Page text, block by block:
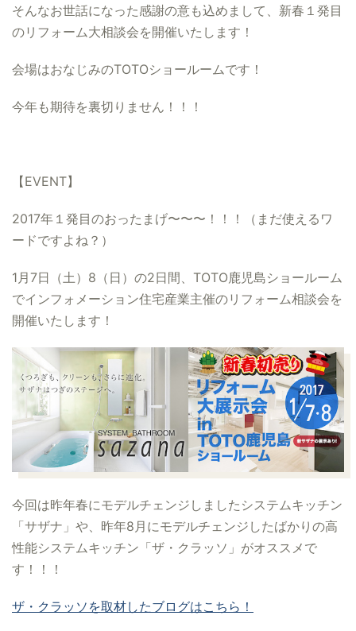
そんなお世話になった感謝の意も込めまして、新春１発目
のリフォーム大相談会を開催いたします！
会場はおなじみのTOTOショールームです！
今年も期待を裏切りません！！！
【EVENT】
2017年１発目のおったまげ〜〜〜！！！
（まだ使えるワ
ードですよね？）
1月7日（土）8（日）の2日間、 TOTO鹿児島ショールーム
でインフォメーション住宅産業主催のリフォーム相談会を
開催いたします！
今回は昨年春にモデルチェンジしましたシステムキッチン
「サザナ」や、昨年8月にモデルチェンジしたばかりの高
性能システムキッチン「ザ・クラッソ」がオススメで
す！！！
ザ・クラッソを取材したブログはこちら！